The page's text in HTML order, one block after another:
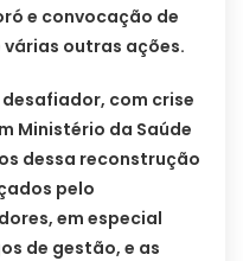
e convocação de
outras ações.
com crise
Ministério da Saúde
dessa reconstrução
pelo
em especial
de gestão, e as